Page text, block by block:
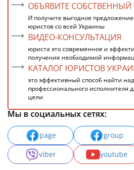
ОБЪЯВИТЕ СОБСТВЕННЫЙ
И получите выгодное
юристов со всей Украины
ВИДЕО-КОНСУЛЬТАЦИЯ
юриста это современное и
получения необходимой
КАТАЛОГ ЮРИСТОВ
это эффективный способ найти
профессионального исполнителя
цели
Мы в социальных сетях:
page group
viber
youtube